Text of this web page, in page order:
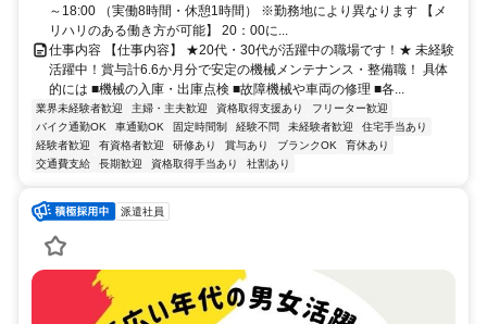
～18:00 （実働8時間・休憩1時間） ※勤務地により異なります 【メ
リハリのある働き方が可能】 20：00に...
仕事内容 【仕事内容】 ★20代・30代が活躍中の職場です！★ 未経験
活躍中！賞与計6.6か月分で安定の機械メンテナンス・整備職！ 具体
的には ■機械の入庫・出庫点検 ■故障機械や車両の修理 ■各...
業界未経験者歓迎 主婦・主夫歓迎 資格取得支援あり
フリーター歓迎
バイク通勤OK
車通勤OK 固定時間制 経験不問 未経験者歓迎
住宅手当あり
経験者歓迎
有資格者歓迎 研修あり 賞与あり ブランクOK
育休あり
交通費支給
長期歓迎 資格取得手当あり 社割あり
派遣社員